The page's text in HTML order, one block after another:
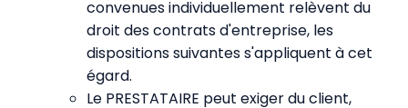
convenues individuellement relèvent du
droit des contrats d'entreprise, les
dispositions suivantes s'appliquent à cet
égard.
Le PRESTATAIRE peut exiger du client,